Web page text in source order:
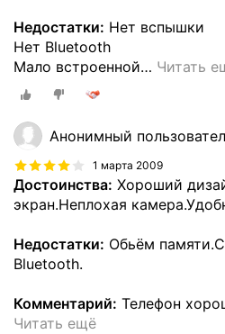
Недостатки: Нет вспышки
Нет Bluetooth
Мало встроенной… Читать
Анонимный
1 марта 2009
Достоинства: Хороший
экран.Неплохая
Недостатки: Обьём
Bluetooth.
Комментарий: Телефон
Читать ещё